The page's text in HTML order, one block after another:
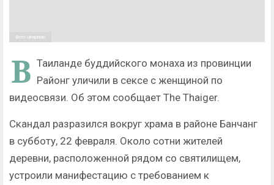
Фото: Unsplash
В Таиланде буддийского монаха из провинции
Районг уличили в сексе с женщиной по
видеосвязи. Об этом сообщает The Thaiger.
Скандал разразился вокруг храма в районе Банчанг
в субботу, 22 февраля. Около сотни жителей
деревни, расположенной рядом со святилищем,
устроили манифестацию с требованием к